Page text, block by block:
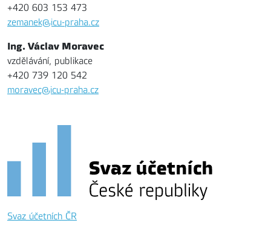
+420 603 153 473
zemanek@icu-praha.cz
Ing. Václav Moravec
vzdělávání, publikace
+420 739 120 542
moravec@icu-praha.cz
Svaz účetních ČR